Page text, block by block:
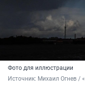
Фото для иллюстрации
Источник: Михаил Огнев /